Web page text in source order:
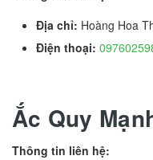
Địa chỉ: Hoàng Hoa
Điện thoại:
Ắc Quy
Thông tin liên hệ: